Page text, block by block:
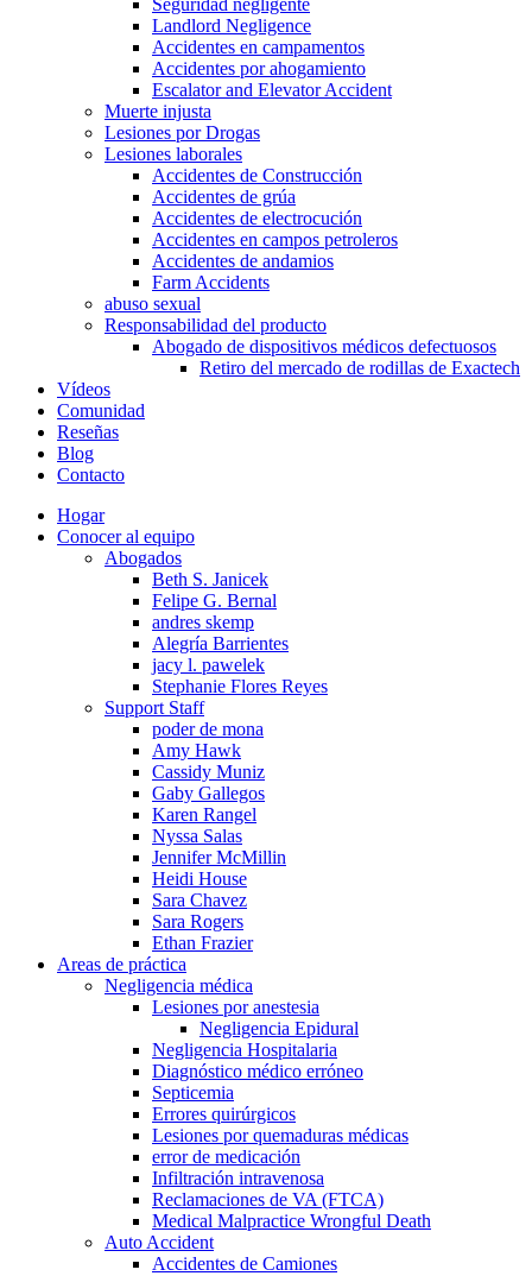
Seguridad negligente
Landlord Negligence
Accidentes en campamentos
Accidentes por ahogamiento
Escalator and Elevator Accident
Muerte injusta
Lesiones por Drogas
Lesiones laborales
Accidentes de Construcción
Accidentes de grúa
Accidentes de electrocución
Accidentes en campos petroleros
Accidentes de andamios
Farm Accidents
abuso sexual
Responsabilidad del producto
Abogado de dispositivos médicos defectuosos
Retiro del mercado de rodillas de Exactech
Vídeos
Comunidad
Reseñas
Blog
Contacto
Hogar
Conocer al equipo
Abogados
Beth S. Janicek
Felipe G. Bernal
andres skemp
Alegría Barrientes
jacy l. pawelek
Stephanie Flores Reyes
Support Staff
poder de mona
Amy Hawk
Cassidy Muniz
Gaby Gallegos
Karen Rangel
Nyssa Salas
Jennifer McMillin
Heidi House
Sara Chavez
Sara Rogers
Ethan Frazier
Areas de práctica
Negligencia médica
Lesiones por anestesia
Negligencia Epidural
Negligencia Hospitalaria
Diagnóstico médico erróneo
Septicemia
Errores quirúrgicos
Lesiones por quemaduras médicas
error de medicación
Infiltración intravenosa
Reclamaciones de VA (FTCA)
Medical Malpractice Wrongful Death
Auto Accident
Accidentes de Camiones